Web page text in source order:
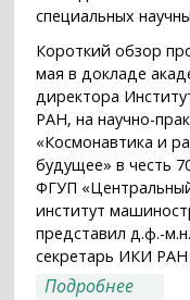
специальных
Короткий обзор
мая в докладе
директора
РАН, на научно-
«Космонавтика и
будущее» в честь
ФГУП
институт
представил д.ф.-
секретарь ИКИ РАН
Подробнее